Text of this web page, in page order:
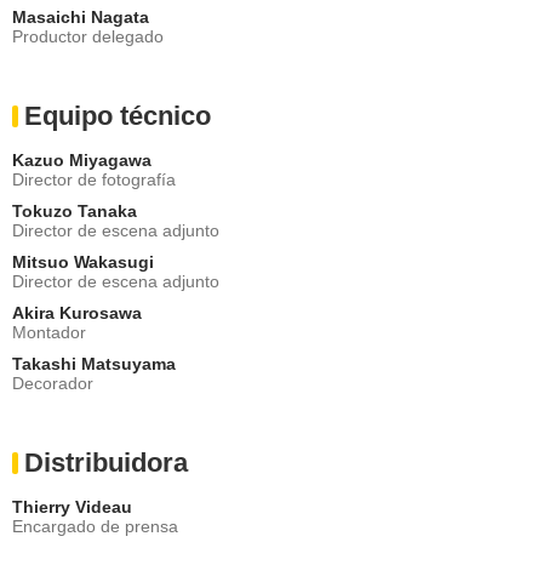
Masaichi Nagata
Productor delegado
Equipo técnico
Kazuo Miyagawa
Director de fotografía
Tokuzo Tanaka
Director de escena adjunto
Mitsuo Wakasugi
Director de escena adjunto
Akira Kurosawa
Montador
Takashi Matsuyama
Decorador
Distribuidora
Thierry Videau
Encargado de prensa